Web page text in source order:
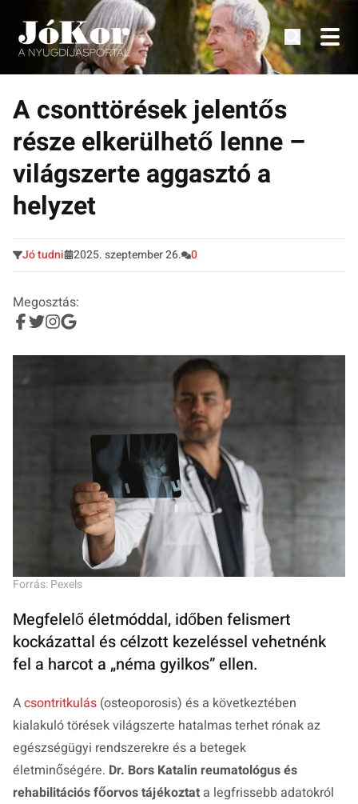
Tovább
tartalomra
Tudnivalók, érdekességek idősek számára.
A csonttörések jelentős
része elkerülhető lenne –
világszerte aggasztó a
helyzet
Jó tudni 2025. szeptember 26. 0
Megosztás:
Forrás: Pexels
Megfelelő életmóddal, időben felismert
kockázattal és célzott kezeléssel vehetnénk
fel a harcot a „néma gyilkos” ellen.
Acsontritkulás (osteoporosis) és a következtében
kialakuló törések világszerte hatalmas terhet rónak az
egészségügyi rendszerekre és a betegek
életminőségére. Dr. Bors Katalin reumatológus és
rehabilitációs főorvos tájékoztat a legfrissebb adatokról